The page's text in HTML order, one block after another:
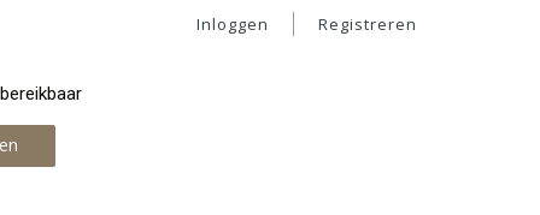
Inloggen Registreren